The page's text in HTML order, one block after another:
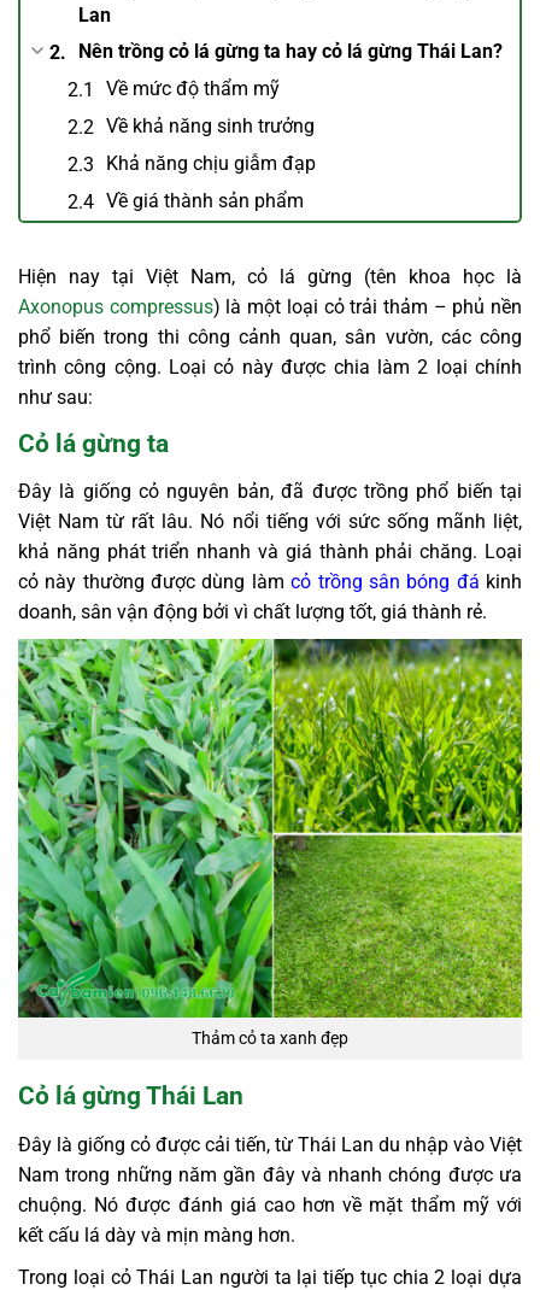
Lan
Nên trồng cỏ lá gừng ta hay cỏ lá gừng Thái Lan?
Về mức độ thẩm mỹ
Về khả năng sinh trưởng
Khả năng chịu giẫm đạp
Về giá thành sản phẩm
Hiện nay tại Việt Nam, cỏ lá gừng (tên khoa học là
Axonopus compressus) là một loại cỏ trải thảm – phủ nền
phổ biến trong thi công cảnh quan, sân vườn, các công
trình công cộng. Loại cỏ này được chia làm 2 loại chính
như sau:
Cỏ lá gừng ta
Đây là giống cỏ nguyên bản, đã được trồng phổ biến tại
Việt Nam từ rất lâu. Nó nổi tiếng với sức sống mãnh liệt,
khả năng phát triển nhanh và giá thành phải chăng. Loại
cỏ này thường được dùng làmcỏ trồng sân bóng đá kinh
doanh, sân vận động bởi vì chất lượng tốt, giá thành rẻ.
Thảm cỏ ta xanh đẹp
Cỏ lá gừng Thái Lan
Đây là giống cỏ được cải tiến, từ Thái Lan du nhập vào Việt
Nam trong những năm gần đây và nhanh chóng được ưa
chuộng. Nó được đánh giá cao hơn về mặt thẩm mỹ với
kết cấu lá dày và mịn màng hơn.
Trong loại cỏ Thái Lan người ta lại tiếp tục chia 2 loại dựa